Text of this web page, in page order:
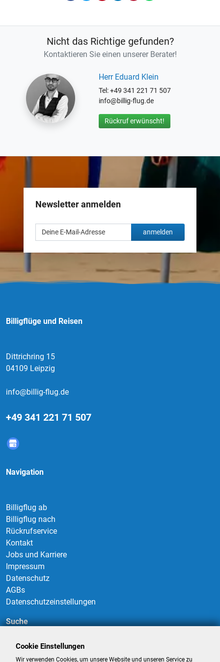
Nicht das Richtige gefunden?
Kontaktieren Sie einen unserer Berater!
Herr Eduard Klein
Tel: +49 341 221 71 507
info@billig-flug.de
Rückruf erwünscht!
Newsletter anmelden
anmelden
Billigflüge und Reisen
Dittrichring 15
04109 Leipzig
info@billig-flug.de
+49 341 221 71 507
Navigation
Billigflug ab
Billigflug nach
Rückrufservice
Kontakt
Jobs und Karriere
Impressum
Datenschutz
AGBs
Datenschutzeinstellungen
Suche
Cookie Einstellungen
Wir verwenden Cookies, um unsere Website und unseren Service zu